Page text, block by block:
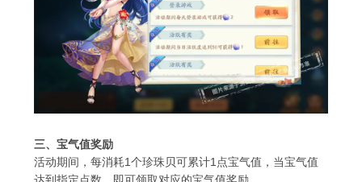
三、宝气值奖励
活动期间，每消耗1个珍珠贝可累计1点宝气值，当宝气值